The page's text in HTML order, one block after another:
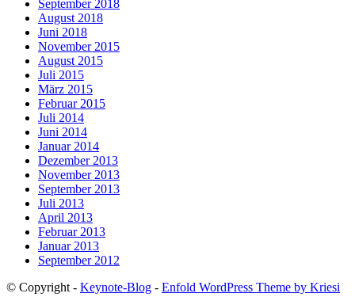
September 2018
August 2018
Juni 2018
November 2015
August 2015
Juli 2015
März 2015
Februar 2015
Juli 2014
Juni 2014
Januar 2014
Dezember 2013
November 2013
September 2013
Juli 2013
April 2013
Februar 2013
Januar 2013
September 2012
© Copyright - Keynote-Blog - Enfold WordPress Theme by Kriesi